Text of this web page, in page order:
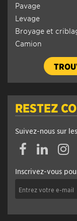
Pavage
Levage
Broyage et
Camion
RESTEZ
Suivez-nous sur
FacebookLinkedin
Inscrivez-vous